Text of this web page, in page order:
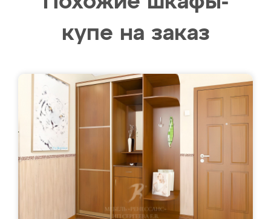
купе на заказ